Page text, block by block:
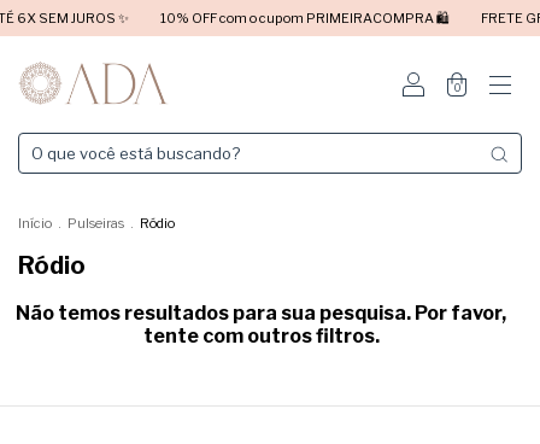
6X SEM JUROS ✨ 10% OFF com o cupom PRIMEIRACOMPRA 🛍️ FRETE
0
Início . Pulseiras . Ródio
Ródio
Não temos resultados para sua pesquisa. Por favor,
tente com outros filtros.